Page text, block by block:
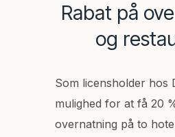
Rabat på
og
Som licensholder hos
mulighed for at få 20
overnatning på to